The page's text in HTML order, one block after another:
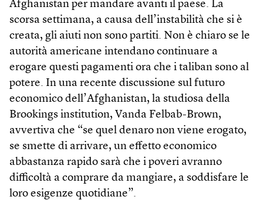
Afghanistan per mandare avanti il paese. La
scorsa settimana, a causa dell’instabilità che si è
creata, gli aiuti non sono partiti. Non è chiaro se le
autorità americane intendano continuare a
erogare questi pagamenti ora che i taliban sono al
potere. In una recente discussione sul futuro
economico dell’Afghanistan, la studiosa della
Brookings institution, Vanda Felbab-Brown,
avvertiva che “se quel denaro non viene erogato,
se smette di arrivare, un effetto economico
abbastanza rapido sarà che i poveri avranno
difficoltà a comprare da mangiare, a soddisfare le
loro esigenze quotidiane”.